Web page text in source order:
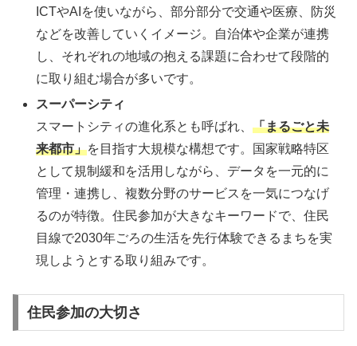
ICTやAIを使いながら、部分部分で交通や医療、防災
などを改善していくイメージ。自治体や企業が連携
し、それぞれの地域の抱える課題に合わせて段階的
に取り組む場合が多いです。
スーパーシティ
スマートシティの進化系とも呼ばれ、「まるごと未
来都市」を目指す大規模な構想です。国家戦略特区
として規制緩和を活用しながら、データを一元的に
管理・連携し、複数分野のサービスを一気につなげ
るのが特徴。住民参加が大きなキーワードで、住民
目線で2030年ごろの生活を先行体験できるまちを実
現しようとする取り組みです。
住民参加の大切さ